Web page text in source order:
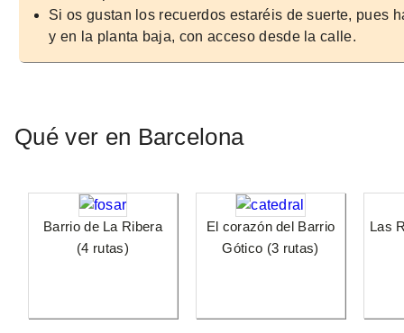
Si os gustan los recuerdos estaréis de suerte, pues
y en la planta baja, con acceso desde la calle.
Qué ver en Barcelona
Barrio de La Ribera
(4 rutas)
El corazón del Barrio
Gótico (3 rutas)
Las